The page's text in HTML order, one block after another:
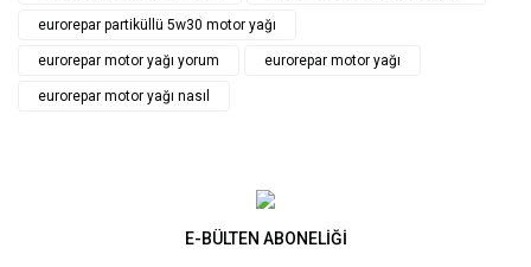
eurorepar partiküllü 5w30 motor yağı
eurorepar motor yağı yorum eurorepar motor yağı
eurorepar motor yağı nasıl
E-BÜLTEN ABONELİĞİ